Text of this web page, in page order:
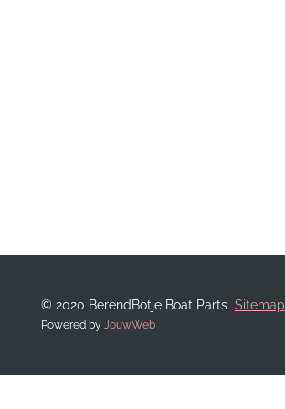
© 2020 BerendBotje Boat Parts Sitemap
Powered by JouwWeb